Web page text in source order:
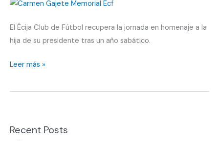
El Écija Club de Fútbol recupera la jornada en homenaje a la
hija de su presidente tras un año sabático.
Vuelve
memorial
Leer más »
Recent Posts